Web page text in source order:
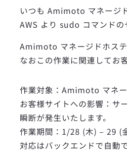
いつも Amimoto マネージ
AWS より sudo コマンドの
Amimoto マネージドホステ
なおこの作業に関連してお
作業対象：Amimoto マネ
お客様サイトへの影響：
瞬断が発生いたします。
作業期間：1/28 (木) – 29 (
対応はバックエンドで自動